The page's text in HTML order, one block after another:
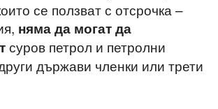
се ползват с отсрочка –
няма да могат да
суров петрол и петролни
държави членки или трети